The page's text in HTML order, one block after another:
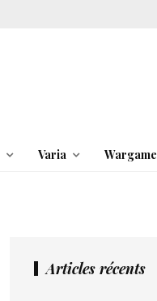
Varia Wargame
Articles récents